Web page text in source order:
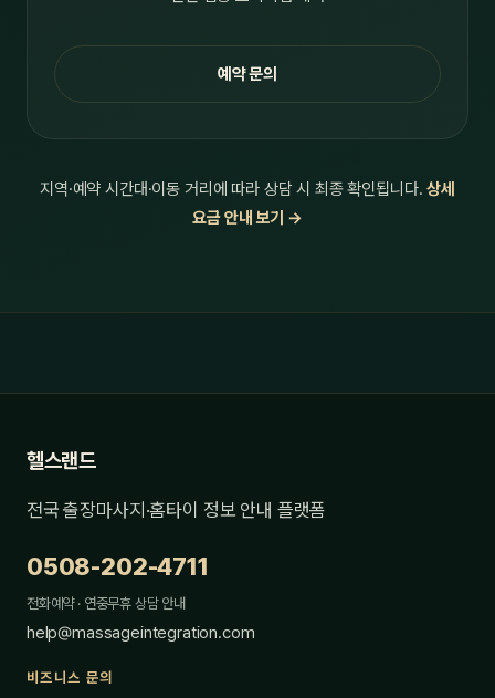
예약 문의
지역·예약 시간대·이동 거리에 따라 상담 시 최종 확인됩니다.상세
요금 안내 보기 →
헬스랜드
전국 출장마사지·홈타이 정보 안내 플랫폼
0508-202-4711
전화예약 · 연중무휴 상담 안내
help@massageintegration.com
비즈니스 문의